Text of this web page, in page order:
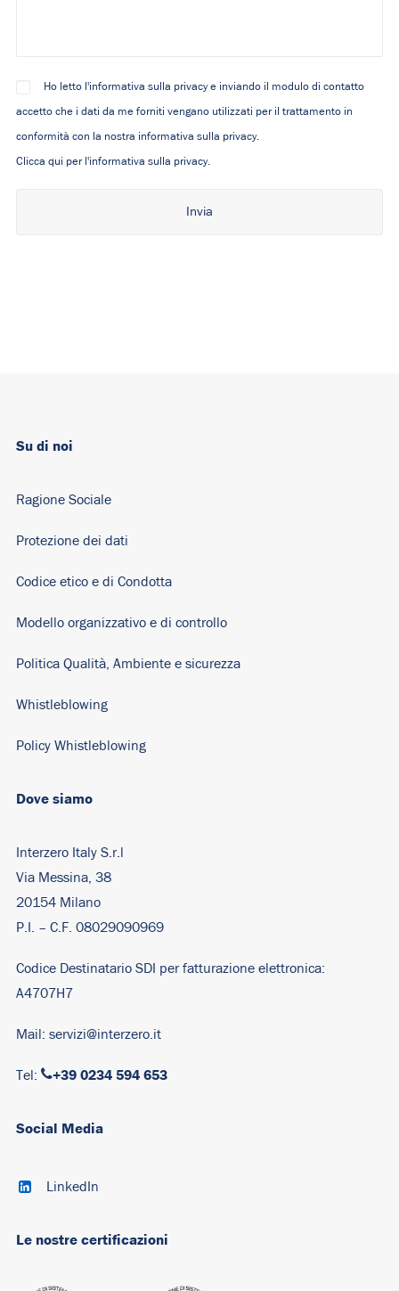
Ho letto l'informativa sulla privacy e inviando il modulo di contatto
accetto che i dati da me forniti vengano utilizzati per il trattamento in
conformità con la nostra informativa sulla privacy.
Clicca qui per l'informativa sulla privacy.
Dove siamo
Interzero Italy S.r.l
Via Messina, 38
20154 Milano
P.I. – C.F. 08029090969
Codice Destinatario SDI per fatturazione elettronica:
A4707H7
Mail: servizi@interzero.it
Tel: +39 0234 594 653
Su di noi
Ragione Sociale
Protezione dei dati
Codice etico e di Condotta
Modello organizzativo e di controllo
Politica Qualità, Ambiente e sicurezza
Whistleblowing
Policy Whistleblowing
Social Media
LinkedIn
Le nostre certificazioni